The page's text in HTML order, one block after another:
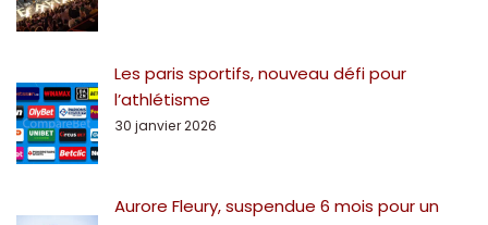
Les paris sportifs, nouveau défi pour
l’athlétisme
30 janvier 2026
Aurore Fleury, suspendue 6 mois pour un